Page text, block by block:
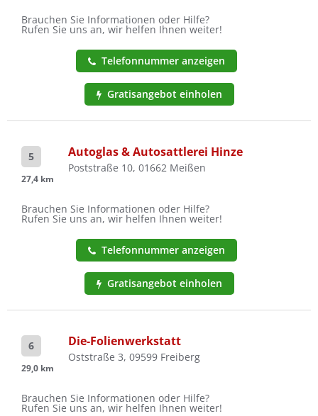
Brauchen Sie Informationen oder Hilfe?
Rufen Sie uns an, wir helfen Ihnen weiter!
Telefonnummer anzeigen
Gratisangebot einholen
5
27,4 km
Autoglas & Autosattlerei Hinze
Poststraße 10, 01662 Meißen
Brauchen Sie Informationen oder Hilfe?
Rufen Sie uns an, wir helfen Ihnen weiter!
Telefonnummer anzeigen
Gratisangebot einholen
6
29,0 km
Die-Folienwerkstatt
Oststraße 3, 09599 Freiberg
Brauchen Sie Informationen oder Hilfe?
Rufen Sie uns an, wir helfen Ihnen weiter!